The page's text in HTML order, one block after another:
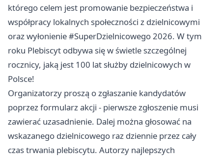
którego celem jest promowanie bezpieczeństwa i
współpracy lokalnych społeczności z dzielnicowymi
oraz wyłonienie #SuperDzielnicowego 2026. W tym
roku Plebiscyt odbywa się w świetle szczególnej
rocznicy, jaką jest 100 lat służby dzielnicowych w
Polsce!
Organizatorzy proszą o zgłaszanie kandydatów
poprzez formularz akcji - pierwsze zgłoszenie musi
zawierać uzasadnienie. Dalej można głosować na
wskazanego dzielnicowego raz dziennie przez cały
czas trwania plebiscytu. Autorzy najlepszych